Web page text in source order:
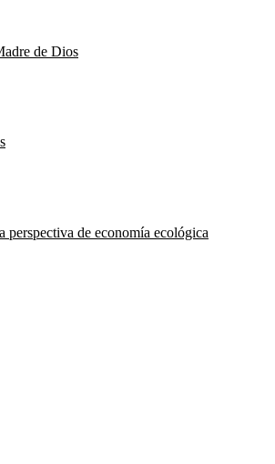
de Dios
de economía ecológica